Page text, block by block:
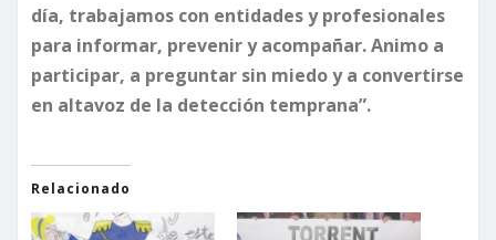
día, trabajamos con entidades y profesionales
para informar, prevenir y acompañar. Animo a
participar, a preguntar sin miedo y a convertirse
en altavoz de la detección temprana”.
Relacionado